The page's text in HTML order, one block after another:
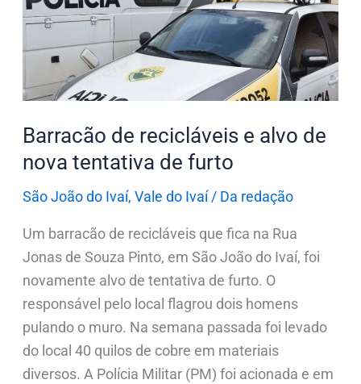
Barracão de recicláveis e alvo de
nova tentativa de furto
São João do Ivaí, Vale do Ivaí/ Da redação
Um barracão de recicláveis que fica na Rua
Jonas de Souza Pinto, em São João do Ivaí, foi
novamente alvo de tentativa de furto. O
responsável pelo local flagrou dois homens
pulando o muro. Na semana passada foi levado
do local 40 quilos de cobre em materiais
diversos. A Polícia Militar (PM) foi acionada e em
de
tentativa
de